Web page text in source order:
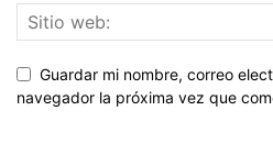
Guardar mi nombre, correo
navegador la próxima vez que